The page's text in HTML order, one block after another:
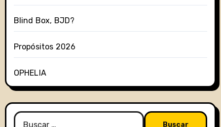
Blind Box, BJD?
Propósitos 2026
OPHELIA
Buscar: